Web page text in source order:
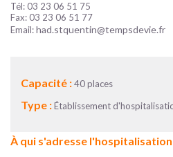
Tél: 03 23 06 51 75
Fax: 03 23 06 51 77
Email:had.stquentin@tempsdevie.fr
Capacité :40 places
Type :Établissement
À qui s'adresse l'hospitalisation